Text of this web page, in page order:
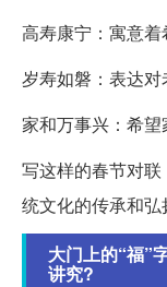
高寿康宁：寓意着
岁寿如磐：表达对
家和万事兴：希望
写这样的春节对
统文化的传承和弘
大门上的“福”
讲究?